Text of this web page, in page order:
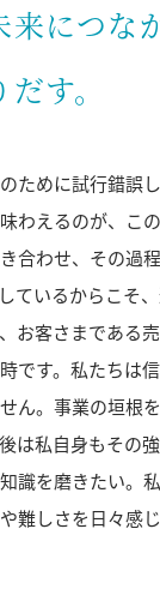
につな
す。
ために試行錯誤
わえるのが、こ
合わせ、その過
ているからこそ
お客さまである
です。私たちは
ん。事業の垣根
は私自身もその
識を磨きたい。
難しさを日々感